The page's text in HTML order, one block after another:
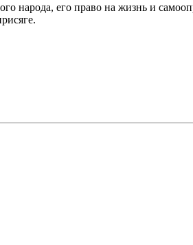
народа, его право на жизнь и